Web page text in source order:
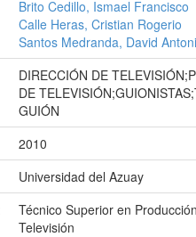
Brito Cedillo, Ismael Francisco
Calle Heras, Cristian Rogerio
Santos Medranda, David
DIRECCIÓN DE
DE
GUIÓN
2010
Universidad del Azuay
Técnico Superior en
Televisión